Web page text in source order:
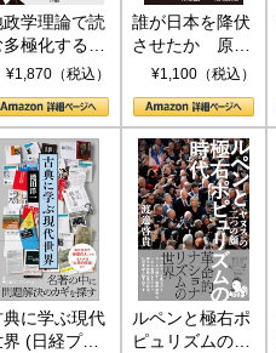
政学理論で読
多極化する世
トランプと
¥1,870（税込）
誰が日本を降伏
させたか 原爆
投下、ソ連参
(PHP新書)
¥1,100（税込）
典に学ぶ現代
界 (日経プレ
ルペンと極右ポ
ピュリズムの時